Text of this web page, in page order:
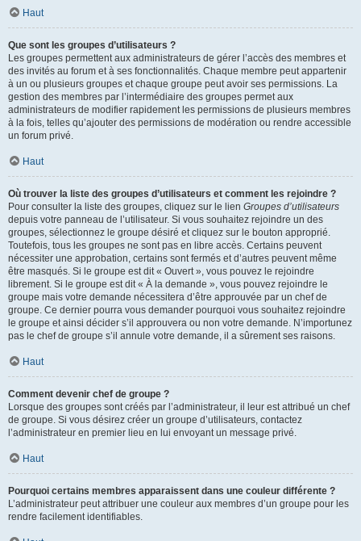
Haut
Que sont les groupes d’utilisateurs ?
Les groupes permettent aux administrateurs de gérer l’accès des membres et
des invités au forum et à ses fonctionnalités. Chaque membre peut appartenir
à un ou plusieurs groupes et chaque groupe peut avoir ses permissions. La
gestion des membres par l’intermédiaire des groupes permet aux
administrateurs de modifier rapidement les permissions de plusieurs membres
à la fois, telles qu’ajouter des permissions de modération ou rendre accessible
un forum privé.
Haut
Où trouver la liste des groupes d’utilisateurs et comment les rejoindre ?
Pour consulter la liste des groupes, cliquez sur le lien Groupes d’utilisateurs
depuis votre panneau de l’utilisateur. Si vous souhaitez rejoindre un des
groupes, sélectionnez le groupe désiré et cliquez sur le bouton approprié.
Toutefois, tous les groupes ne sont pas en libre accès. Certains peuvent
nécessiter une approbation, certains sont fermés et d’autres peuvent même
être masqués. Si le groupe est dit « Ouvert », vous pouvez le rejoindre
librement. Si le groupe est dit « À la demande », vous pouvez rejoindre le
groupe mais votre demande nécessitera d’être approuvée par un chef de
groupe. Ce dernier pourra vous demander pourquoi vous souhaitez rejoindre
le groupe et ainsi décider s’il approuvera ou non votre demande. N’importunez
pas le chef de groupe s’il annule votre demande, il a sûrement ses raisons.
Haut
Comment devenir chef de groupe ?
Lorsque des groupes sont créés par l’administrateur, il leur est attribué un chef
de groupe. Si vous désirez créer un groupe d’utilisateurs, contactez
l’administrateur en premier lieu en lui envoyant un message privé.
Haut
Pourquoi certains membres apparaissent dans une couleur différente ?
L’administrateur peut attribuer une couleur aux membres d’un groupe pour les
rendre facilement identifiables.